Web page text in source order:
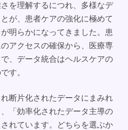
を理解するにつれ、多様なデ
が、患者ケアの強化に極めて
明らかになってきました。患
アクセスの確保から、医療専
、データ統合はヘルスケアの
す。
断片化されたデータにまみれ
「効率化されたデータ主導の
れています。どちらを選ぶか